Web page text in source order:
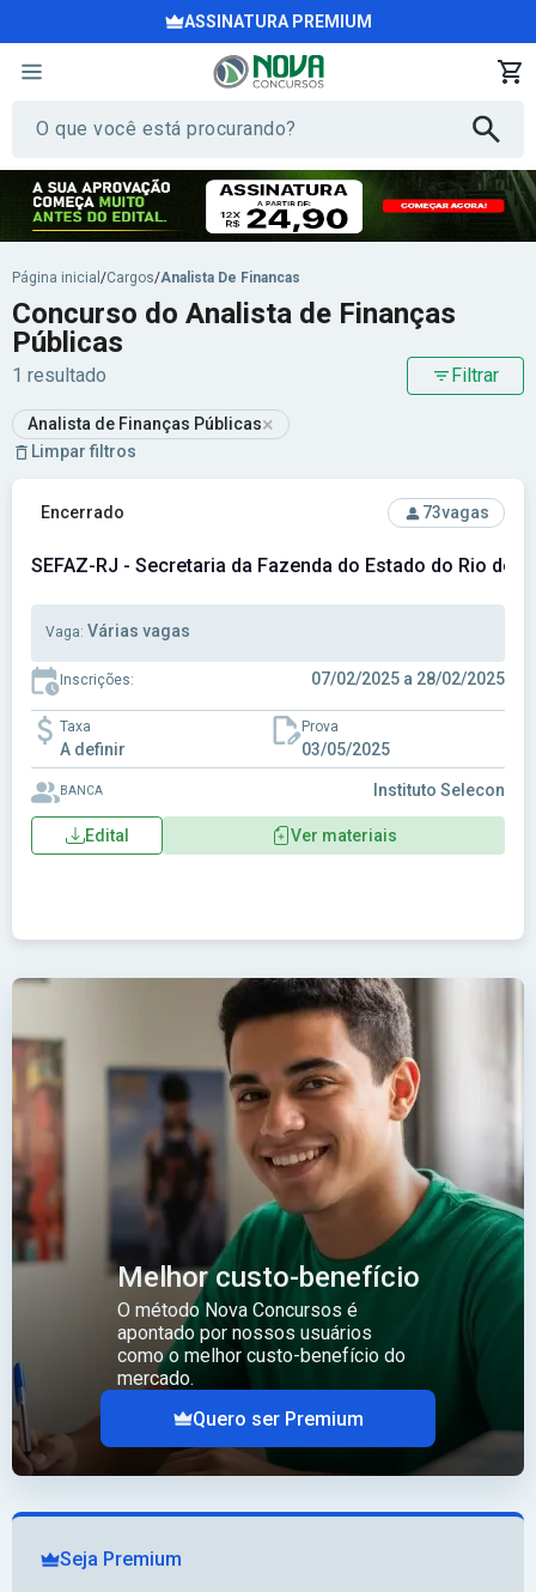
ASSINATURA PREMIUM
Página inicial /Cargos/Analista De Financas
Concurso do Analista de Finanças
Públicas
1 resultado Filtrar
Analista de Finanças Públicas×
Limpar filtros
Ver concurso: SEFAZ-RJ - Secretaria da Fazenda do
Encerrado 73vagas
SEFAZ-RJ - Secretaria da Fazenda do Estado do Rio de
Vaga: Várias vagas
Inscrições: 07/02/2025 a 28/02/2025
Taxa
A definir
Prova
03/05/2025
BANCA Instituto Selecon
Edital Ver materiais
Melhor custo-benefício
O método Nova Concursos é
apontado por nossos usuários
como o melhor custo-benefício do
mercado.
Quero ser Premium
Seja Premium